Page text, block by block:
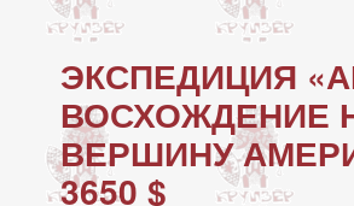
ЭКСПЕДИЦИЯ
ВОСХОЖДЕНИЕ
ВЕРШИНУ
3650 $